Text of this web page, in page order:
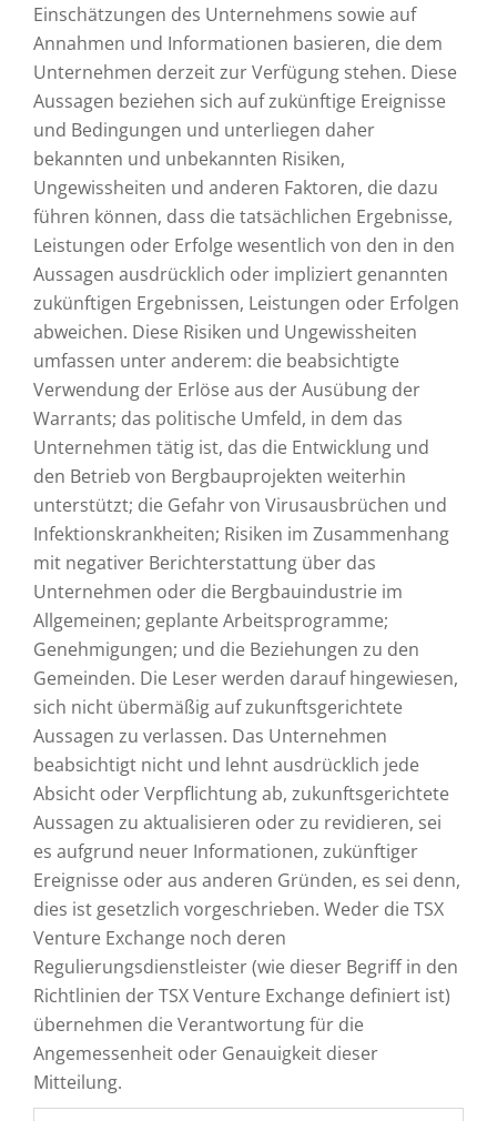
Einschätzungen des Unternehmens sowie auf
Annahmen und Informationen basieren, die dem
Unternehmen derzeit zur Verfügung stehen. Diese
Aussagen beziehen sich auf zukünftige Ereignisse
und Bedingungen und unterliegen daher
bekannten und unbekannten Risiken,
Ungewissheiten und anderen Faktoren, die dazu
führen können, dass die tatsächlichen Ergebnisse,
Leistungen oder Erfolge wesentlich von den in den
Aussagen ausdrücklich oder impliziert genannten
zukünftigen Ergebnissen, Leistungen oder Erfolgen
abweichen. Diese Risiken und Ungewissheiten
umfassen unter anderem: die beabsichtigte
Verwendung der Erlöse aus der Ausübung der
Warrants; das politische Umfeld, in dem das
Unternehmen tätig ist, das die Entwicklung und
den Betrieb von Bergbauprojekten weiterhin
unterstützt; die Gefahr von Virusausbrüchen und
Infektionskrankheiten; Risiken im Zusammenhang
mit negativer Berichterstattung über das
Unternehmen oder die Bergbauindustrie im
Allgemeinen; geplante Arbeitsprogramme;
Genehmigungen; und die Beziehungen zu den
Gemeinden. Die Leser werden darauf hingewiesen,
sich nicht übermäßig auf zukunftsgerichtete
Aussagen zu verlassen. Das Unternehmen
beabsichtigt nicht und lehnt ausdrücklich jede
Absicht oder Verpflichtung ab, zukunftsgerichtete
Aussagen zu aktualisieren oder zu revidieren, sei
es aufgrund neuer Informationen, zukünftiger
Ereignisse oder aus anderen Gründen, es sei denn,
dies ist gesetzlich vorgeschrieben. Weder die TSX
Venture Exchange noch deren
Regulierungsdienstleister (wie dieser Begriff in den
Richtlinien der TSX Venture Exchange definiert ist)
übernehmen die Verantwortung für die
Angemessenheit oder Genauigkeit dieser
Mitteilung.